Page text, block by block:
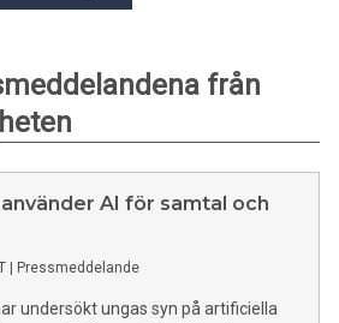
från
AI för samtal och
Pressmeddelande
undersökt ungas syn på artificiella